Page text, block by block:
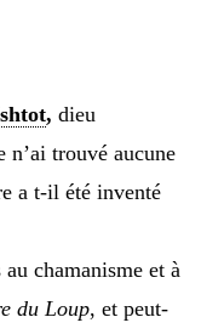
, dieu
n’ai trouvé aucune
a t-il été inventé
chamanisme et à
du Loup, et peut-